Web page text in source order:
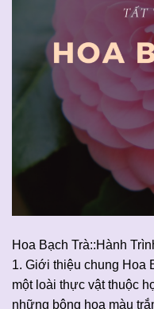
Hoa Bạch Trà::Hành
1. Giới thiệu chung Hoa
một loài thực vật thuộc
những bông hoa màu